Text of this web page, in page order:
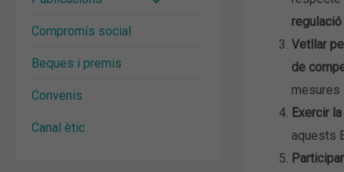
Compromís social
Beques i premis
Convenis
Canal ètic
Vetllar
de
mesures
Exercir
aquests